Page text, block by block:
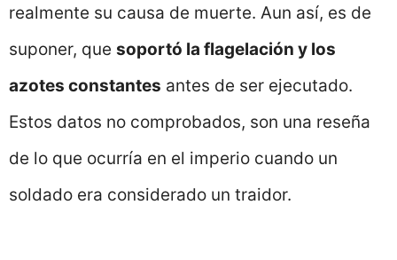
realmente su causa de muerte. Aun así, es de
suponer, que soportó la flagelación y los
azotes constantes antes de ser ejecutado.
Estos datos no comprobados, son una reseña
de lo que ocurría en el imperio cuando un
soldado era considerado un traidor.